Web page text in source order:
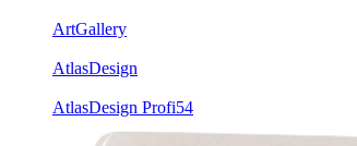
ArtGallery
AtlasDesign
AtlasDesign Profi54